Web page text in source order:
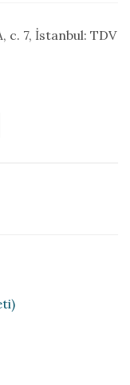
, c. 7, İstanbul: TDV